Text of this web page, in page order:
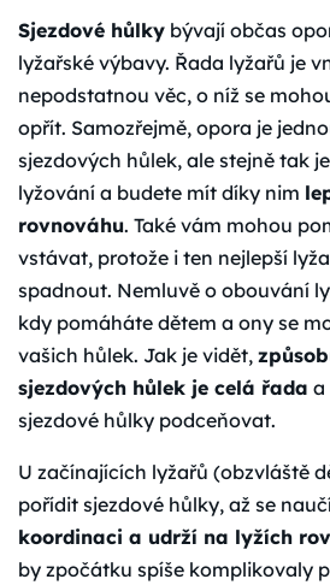
Sjezdové hůlky bývají občas
lyžařské výbavy. Řada lyžařů je
nepodstatnou věc, o níž se
opřít. Samozřejmě, opora je
sjezdových hůlek, ale stejně tak
lyžování a budete mít díky nim
rovnováhu. Také vám mohou
vstávat, protože i ten nejlepší
spadnout. Nemluvě o obouvání
kdy pomáháte dětem a ony se
vašich hůlek. Jak je vidět,
sjezdových hůlek je celá řada a
sjezdové hůlky podceňovat.
U začínajících lyžařů (obzvláště
pořídit sjezdové hůlky, až se
koordinaci a udrží na lyžích
by zpočátku spíše komplikovaly